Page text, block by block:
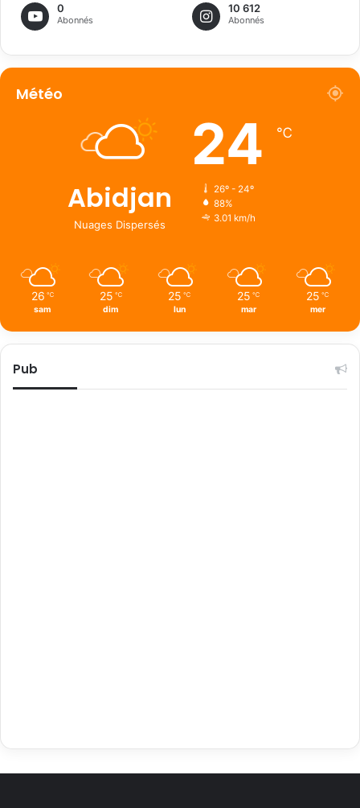
0
Abonnés
10 612
Abonnés
Météo
Abidjan
Nuages Dispersés
24 ℃
26º - 24º
88%
3.01 km/h
26 ℃
sam
25 ℃
dim
25 ℃
lun
25 ℃
mar
25 ℃
mer
Pub